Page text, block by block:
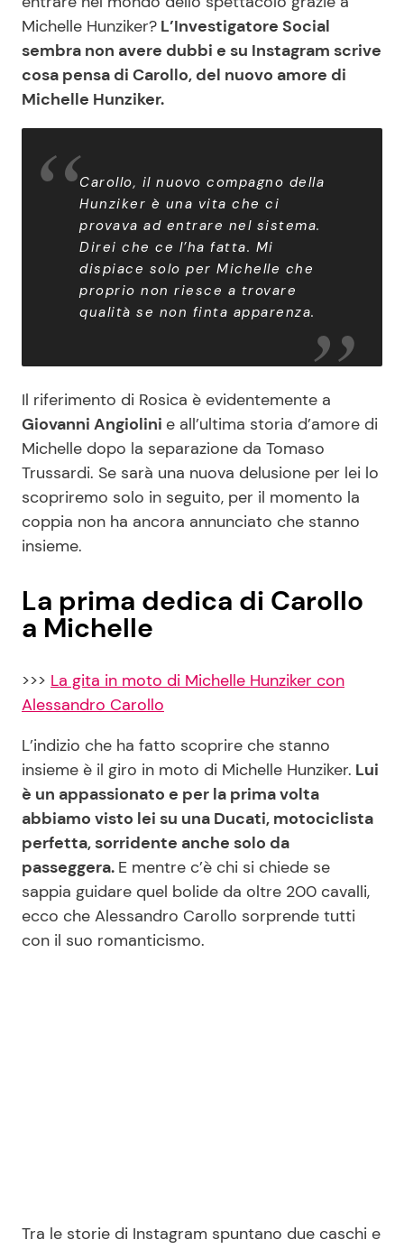
Michelle Hunziker? L’Investigatore Social
sembra non avere dubbi e su Instagram scrive
cosa pensa di Carollo, del nuovo amore di
Michelle Hunziker.
Carollo, il nuovo compagno della
Hunziker è una vita che ci
provava ad entrare nel sistema.
Direi che ce l’ha fatta. Mi
dispiace solo per Michelle che
proprio non riesce a trovare
qualità se non finta apparenza.
Il riferimento di Rosica è evidentemente a
Giovanni Angiolini e all’ultima storia d’amore di
Michelle dopo la separazione da Tomaso
Trussardi. Se sarà una nuova delusione per lei lo
scopriremo solo in seguito, per il momento la
coppia non ha ancora annunciato che stanno
insieme.
La prima dedica di Carollo
a Michelle
>>> La gita in moto di Michelle Hunziker con
Alessandro Carollo
L’indizio che ha fatto scoprire che stanno
insieme è il giro in moto di Michelle Hunziker. Lui
è un appassionato e per la prima volta
abbiamo visto lei su una Ducati, motociclista
perfetta, sorridente anche solo da
passeggera. E mentre c’è chi si chiede se
sappia guidare quel bolide da oltre 200 cavalli,
ecco che Alessandro Carollo sorprende tutti
con il suo romanticismo.
Tra le storie di Instagram spuntano due caschi e